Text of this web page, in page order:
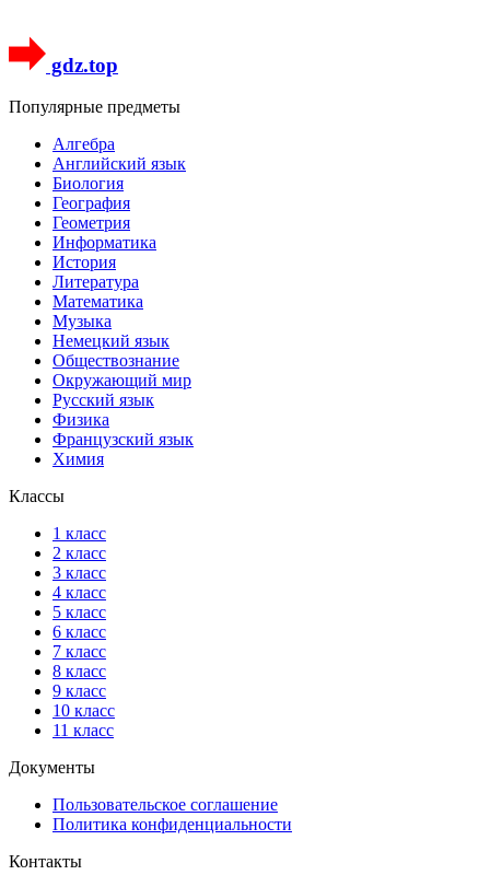
gdz.top
Популярные предметы
Алгебра
Английский язык
Биология
География
Геометрия
Информатика
История
Литература
Математика
Музыка
Немецкий язык
Обществознание
Окружающий мир
Русский язык
Физика
Французский язык
Химия
Классы
1 класс
2 класс
3 класс
4 класс
5 класс
6 класс
7 класс
8 класс
9 класс
10 класс
11 класс
Документы
Пользовательское соглашение
Политика конфиденциальности
Контакты